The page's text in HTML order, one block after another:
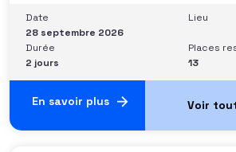
parties prenantes• Construire un
personnalisé et piloter le parcours
Date
28 septembre 2026
Lieu
Durée
2 jours
Places
13
En savoir plus